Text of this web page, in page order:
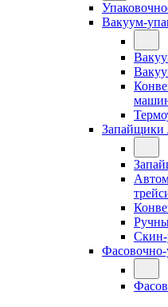
Вакуум-
Запайщики
Фасовочно-